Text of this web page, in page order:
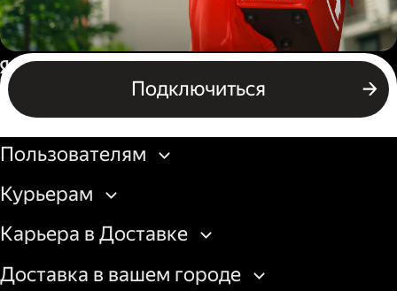
Пеший курьер
Подключиться
Россия
Бизнесу
Пользователям
Курьерам
Карьера в Доставке
Доставка в вашем городе